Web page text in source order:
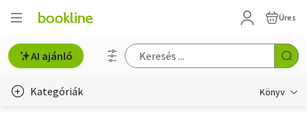
Üres
AI ajánló
Kategóriák Könyv